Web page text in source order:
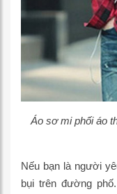
Áo sơ mi phối áo
Nếu bạn là người
bụi trên đường